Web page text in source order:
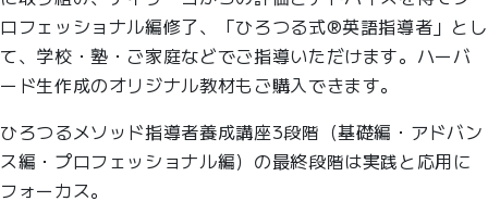
ロフェッショナル編修了、「ひろつる式®︎英語指導者」とし
て、学校・塾・ご家庭などでご指導いただけます。ハーバ
ード生作成のオリジナル教材もご購入できます。
ひろつるメソッド指導者養成講座3段階（基礎編・アドバン
ス編・プロフェッショナル編）の最終段階は実践と応用に
フォーカス。